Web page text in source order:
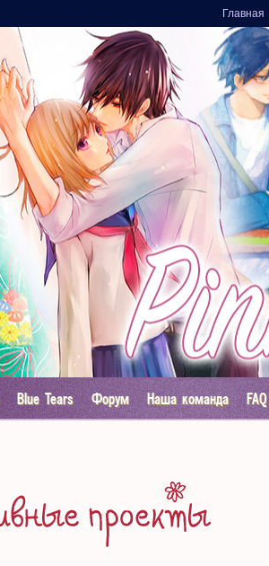
Главная
Blue Tears Форум Наша команда FAQ